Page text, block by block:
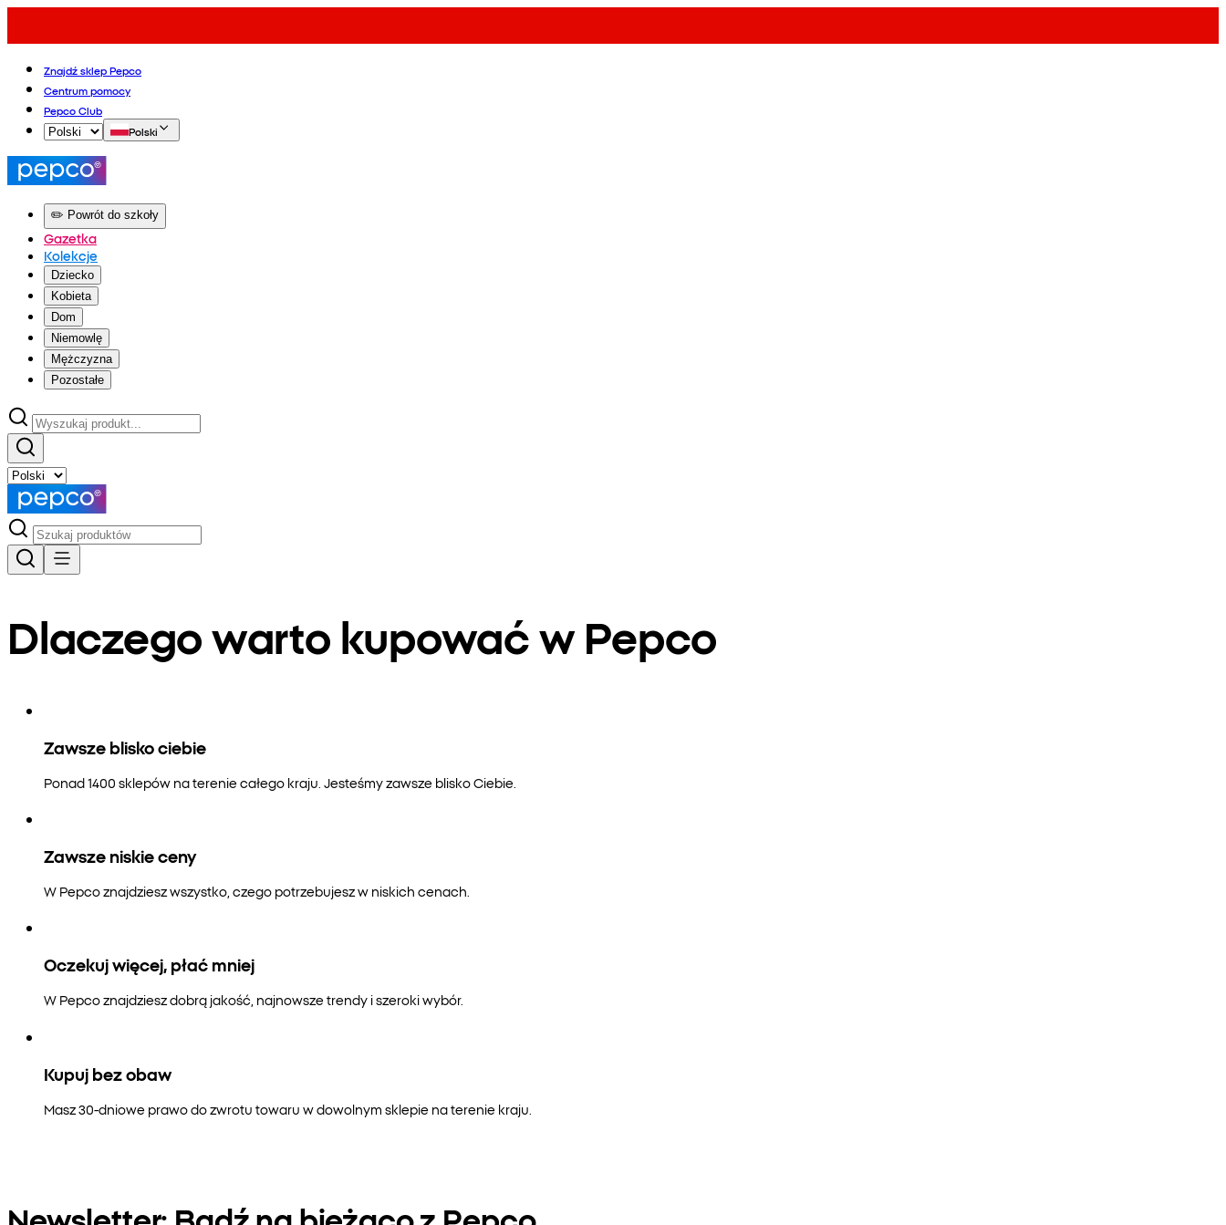
Znajdź sklep Pepco
Centrum pomocy
Pepco Club
Polski
✏️ Powrót do szkoły
Gazetka
Kolekcje
Dziecko
Kobieta
Dom
Niemowlę
Mężczyzna
Pozostałe
Dlaczego warto kupować w Pepco
Zawsze blisko ciebie
Ponad 1400 sklepów na terenie całego kraju. Jesteśmy zawsze blisko Ciebie.
Zawsze niskie ceny
W Pepco znajdziesz wszystko, czego potrzebujesz w niskich cenach.
Oczekuj więcej, płać mniej
W Pepco znajdziesz dobrą jakość, najnowsze trendy i szeroki wybór.
Kupuj bez obaw
Masz 30-dniowe prawo do zwrotu towaru w dowolnym sklepie na terenie kraju.